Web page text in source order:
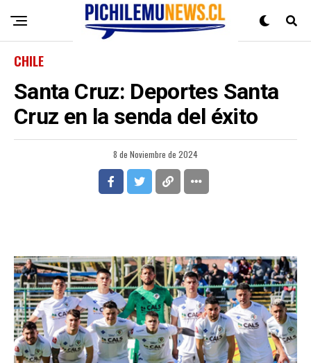
CHILE
Santa Cruz: Deportes Santa
Cruz en la senda del éxito
8 de Noviembre de 2024